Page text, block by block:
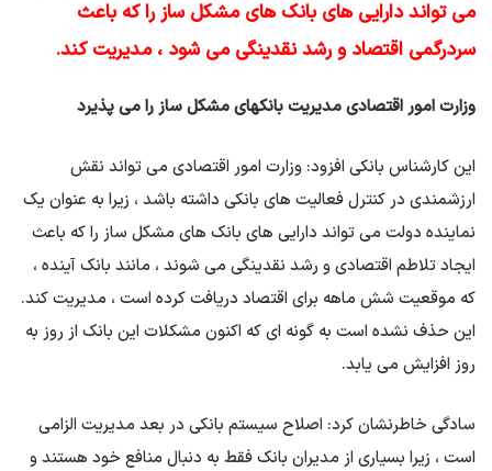
می تواند دارایی های بانک های مشکل ساز را که باعث
سردرگمی اقتصاد و رشد نقدینگی می شود ، مدیریت کند.
وزارت امور اقتصادی مدیریت بانکهای مشکل ساز را می پذیرد
این کارشناس بانکی افزود: وزارت امور اقتصادی می تواند نقش
ارزشمندی در کنترل فعالیت های بانکی داشته باشد ، زیرا به عنوان یک
نماینده دولت می تواند دارایی های بانک های مشکل ساز را که باعث
ایجاد تلاطم اقتصادی و رشد نقدینگی می شوند ، مانند بانک آینده ،
که موقعیت شش ماهه برای اقتصاد دریافت کرده است ، مدیریت کند.
این حذف نشده است به گونه ای که اکنون مشکلات این بانک از روز به
روز افزایش می یابد.
سادگی خاطرنشان کرد: اصلاح سیستم بانکی در بعد مدیریت الزامی
است ، زیرا بسیاری از مدیران بانک فقط به دنبال منافع خود هستند و